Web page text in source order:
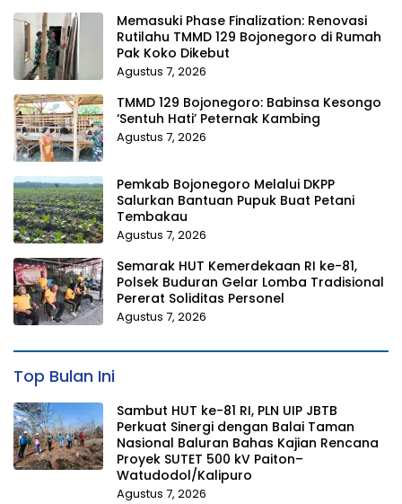
Memasuki Phase Finalization: Renovasi
Rutilahu TMMD 129 Bojonegoro di Rumah
Pak Koko Dikebut
Agustus 7, 2026
TMMD 129 Bojonegoro: Babinsa Kesongo
‘Sentuh Hati’ Peternak Kambing
Agustus 7, 2026
Pemkab Bojonegoro Melalui DKPP
Salurkan Bantuan Pupuk Buat Petani
Tembakau
Agustus 7, 2026
Semarak HUT Kemerdekaan RI ke-81,
Polsek Buduran Gelar Lomba Tradisional
Pererat Soliditas Personel
Agustus 7, 2026
Top Bulan Ini
Sambut HUT ke-81 RI, PLN UIP JBTB
Perkuat Sinergi dengan Balai Taman
Nasional Baluran Bahas Kajian Rencana
Proyek SUTET 500 kV Paiton–
Watudodol/Kalipuro
Agustus 7, 2026